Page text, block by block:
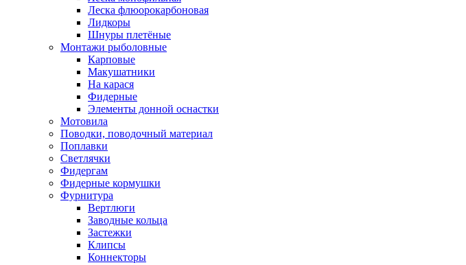
Леска флюорокарбоновая
Лидкоры
Шнуры плетёные
Монтажи рыболовные
Карповые
Макушатники
На карася
Фидерные
Элементы донной оснастки
Мотовила
Поводки, поводочный материал
Поплавки
Светлячки
Фидергам
Фидерные кормушки
Фурнитура
Вертлюги
Заводные кольца
Застежки
Клипсы
Коннекторы